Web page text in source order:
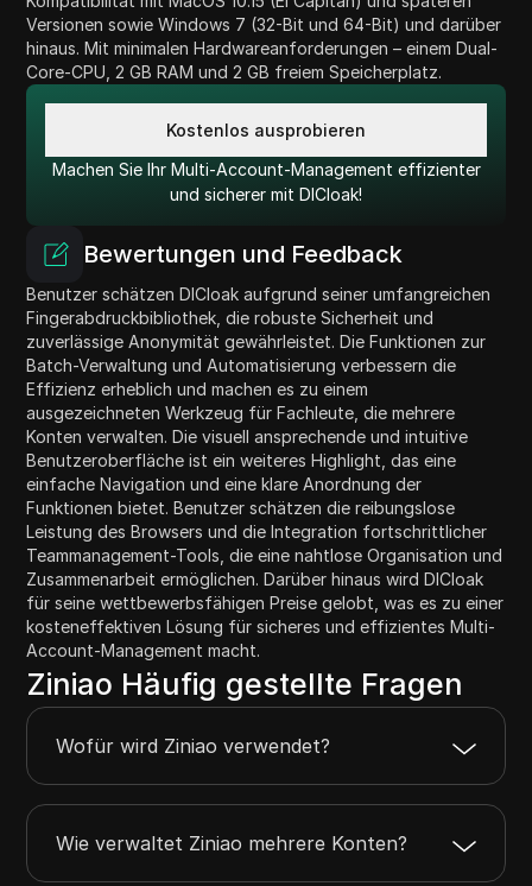
Versionen sowie Windows 7 (32-Bit und 64-Bit) und darüber
hinaus. Mit minimalen Hardwareanforderungen – einem Dual-
Core-CPU, 2 GB RAM und 2 GB freiem Speicherplatz.
Kostenlos ausprobieren
Machen Sie Ihr Multi-Account-Management effizienter
und sicherer mit DICloak!
Bewertungen und Feedback
Benutzer schätzen DICloak aufgrund seiner umfangreichen
Fingerabdruckbibliothek, die robuste Sicherheit und
zuverlässige Anonymität gewährleistet. Die Funktionen zur
Batch-Verwaltung und Automatisierung verbessern die
Effizienz erheblich und machen es zu einem
ausgezeichneten Werkzeug für Fachleute, die mehrere
Konten verwalten. Die visuell ansprechende und intuitive
Benutzeroberfläche ist ein weiteres Highlight, das eine
einfache Navigation und eine klare Anordnung der
Funktionen bietet. Benutzer schätzen die reibungslose
Leistung des Browsers und die Integration fortschrittlicher
Teammanagement-Tools, die eine nahtlose Organisation und
Zusammenarbeit ermöglichen. Darüber hinaus wird DICloak
für seine wettbewerbsfähigen Preise gelobt, was es zu einer
kosteneffektiven Lösung für sicheres und effizientes Multi-
Account-Management macht.
Ziniao Häufig gestellte Fragen
Wofür wird Ziniao verwendet?
Wie verwaltet Ziniao mehrere Konten?